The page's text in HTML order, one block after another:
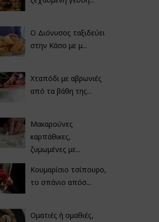
Ο Διόνυσος ταξιδεύει
στην Κάσο με μ...
Χταπόδι με αβρωνιές
από τα βάθη της...
Μακαρούνες
καρπάθικες,
ζυμωμένες με...
Κουμαρίσιο τσίπουρο,
το σπάνιο απόσ...
Οματιές ή ομαθιές,